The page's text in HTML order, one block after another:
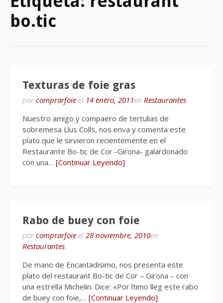
bo.tic
Texturas de foie gras
por comprarfoie el 14 enero, 2011en Restaurantes
Nuestro amigo y compaero de tertulias de
sobremesa Llus Colls, nos enva y comenta este
plato que le sirvieron recientemente en el
Restaurante Bo-tic de Cor -Girona- galardonado
con una… [Continuar Leyendo]
Rabo de buey con foie
por comprarfoie el 28 noviembre, 2010en
Restaurantes
De mano de Encantadisimo, nos presenta este
plato del restaurant Bo-tic de Cor – Girona – con
una estrella Michelin. Dice: «Por ltimo lleg este rabo
de buey con foie,… [Continuar Leyendo]